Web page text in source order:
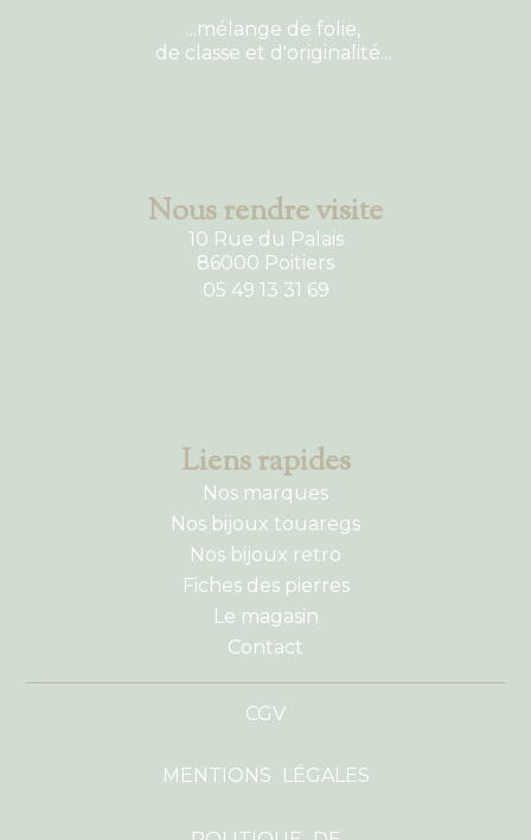
...mélange de folie,
de classe et d'originalité...
Nous rendre visite
10 Rue du Palais
86000 Poitiers
05 49 13 31 69
Liens rapides
Nos marques
Nos bijoux touaregs
Nos bijoux retro
Fiches des pierres
Le magasin
Contact
CGV
MENTIONS LÉGALES